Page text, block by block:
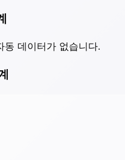
동 데이터가 없습니다.